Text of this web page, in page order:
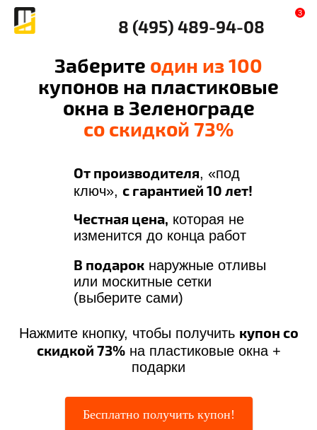
8 (495) 489-94-08
3
Заберите один из 100
купонов на пластиковые
окна в Зеленограде
со скидкой 73%
От производителя, «под
ключ», с гарантией 10 лет!
Честная цена, которая не
изменится до конца работ
В подарок наружные отливы
или москитные сетки
(выберите сами)
Нажмите кнопку, чтобы получить купон со
скидкой 73%на пластиковые окна +
подарки
Бесплатно получить купон!